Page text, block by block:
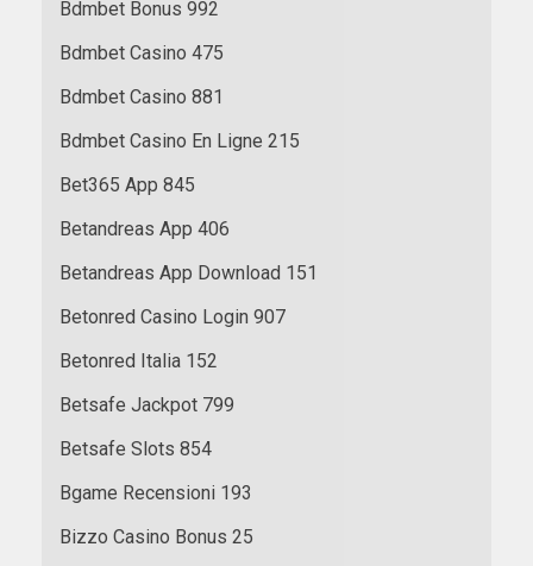
Bdmbet Bonus 992
Bdmbet Casino 475
Bdmbet Casino 881
Bdmbet Casino En Ligne 215
Bet365 App 845
Betandreas App 406
Betandreas App Download 151
Betonred Casino Login 907
Betonred Italia 152
Betsafe Jackpot 799
Betsafe Slots 854
Bgame Recensioni 193
Bizzo Casino Bonus 25